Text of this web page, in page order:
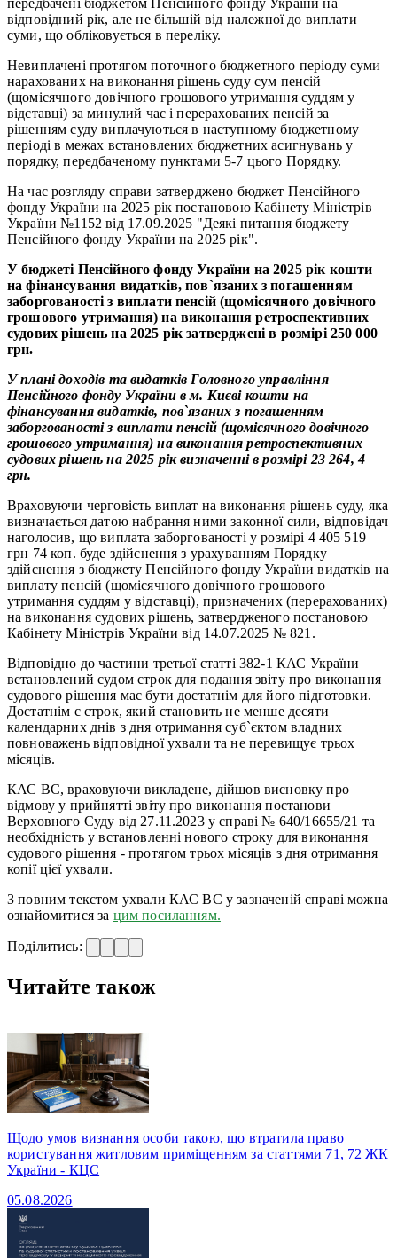
відповідний рік, але не більшій від належної до виплати
суми, що обліковується в переліку.
Невиплачені протягом поточного бюджетного періоду суми
нарахованих на виконання рішень суду сум пенсій
(щомісячного довічного грошового утримання суддям у
відставці) за минулий час і перерахованих пенсій за
рішенням суду виплачуються в наступному бюджетному
періоді в межах встановлених бюджетних асигнувань у
порядку, передбаченому пунктами 5-7 цього Порядку.
На час розгляду справи затверджено бюджет Пенсійного
фонду України на 2025 рік постановою Кабінету Міністрів
України №1152 від 17.09.2025 "Деякі питання бюджету
Пенсійного фонду України на 2025 рік".
У бюджеті Пенсійного фонду України на 2025 рік кошти
на фінансування видатків, пов`язаних з погашенням
заборгованості з виплати пенсій (щомісячного довічного
грошового утримання) на виконання ретроспективних
судових рішень на 2025 рік затверджені в розмірі 250 000
грн.
У плані доходів та видатків Головного управління
Пенсійного фонду України в м. Києві кошти на
фінансування видатків, пов`язаних з погашенням
заборгованості з виплати пенсій (щомісячного довічного
грошового утримання) на виконання ретроспективних
судових рішень на 2025 рік визначенні в розмірі 23 264, 4
грн.
Враховуючи черговість виплат на виконання рішень суду, яка
визначається датою набрання ними законної сили, відповідач
наголосив, що виплата заборгованості у розмірі 4 405 519
грн 74 коп. буде здійснення з урахуванням Порядку
здійснення з бюджету Пенсійного фонду України видатків на
виплату пенсій (щомісячного довічного грошового
утримання суддям у відставці), призначених (перерахованих)
на виконання судових рішень, затвердженого постановою
Кабінету Міністрів України від 14.07.2025 № 821.
Відповідно до частини третьої статті 382-1 КАС України
встановлений судом строк для подання звіту про виконання
судового рішення має бути достатнім для його підготовки.
Достатнім є строк, який становить не менше десяти
календарних днів з дня отримання суб`єктом владних
повноважень відповідної ухвали та не перевищує трьох
місяців.
КАС ВС, враховуючи викладене, дійшов висновку про
відмову у прийнятті звіту про виконання постанови
Верховного Суду від 27.11.2023 у справі № 640/16655/21 та
необхідність у встановленні нового строку для виконання
судового рішення - протягом трьох місяців з дня отримання
копії цієї ухвали.
З повним текстом ухвали КАС ВС у зазначеній справі можна
ознайомитися за цим посиланням.
Поділитись:
Читайте також
—
Щодо умов визнання особи такою, що втратила право
користування житловим приміщенням за статтями 71, 72 ЖК
України - КЦС
05.08.2026